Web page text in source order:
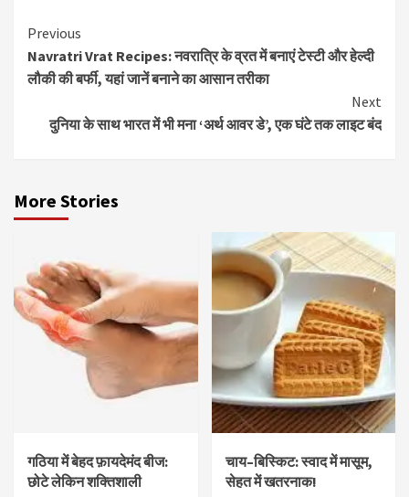
Continue
Reading
Previous
Navratri Vrat Recipes: नवरात्रि के व्रत में बनाएं टेस्टी और हेल्दी
लौकी की बर्फी, यहां जानें बनाने का आसान तरीका
Next
दुनिया के साथ भारत में भी मना ‘अर्थ आवर डे’, एक घंटे तक लाइट बंद
More Stories
गठिया में बेहद फ़ायदेमंद बीज:
छोटे लेकिन शक्तिशाली
चाय–बिस्किट: स्वाद में मासूम,
सेहत में खतरनाक!